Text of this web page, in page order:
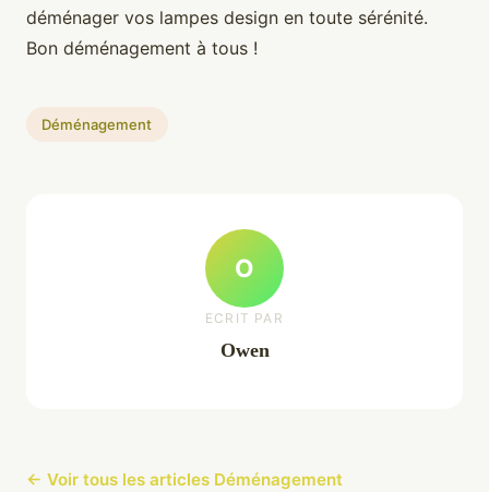
déménager vos lampes design en toute sérénité.
Bon déménagement à tous !
Déménagement
O
ECRIT PAR
Owen
← Voir tous les articles Déménagement